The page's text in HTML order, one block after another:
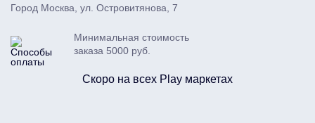
Город Москва, ул. Островитянова, 7
Минимальная стоимость
заказа 5000 руб.
Скоро на всех Play маркетах